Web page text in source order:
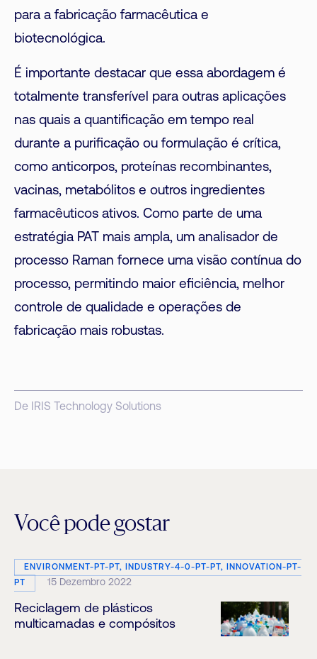
para a fabricação farmacêutica e
biotecnológica.
É importante destacar que essa abordagem é
totalmente transferível para outras aplicações
nas quais a quantificação em tempo real
durante a purificação ou formulação é crítica,
como anticorpos, proteínas recombinantes,
vacinas, metabólitos e outros ingredientes
farmacêuticos ativos. Como parte de uma
estratégia PAT mais ampla, um analisador de
processo Raman fornece uma visão contínua do
processo, permitindo maior eficiência, melhor
controle de qualidade e operações de
fabricação mais robustas.
De IRIS Technology Solutions
Você pode gostar
ENVIRONMENT-PT-PT, INDUSTRY-4-0-PT-PT, INNOVATION-PT-
PT
15 Dezembro 2022
Reciclagem de plásticos
multicamadas e compósitos